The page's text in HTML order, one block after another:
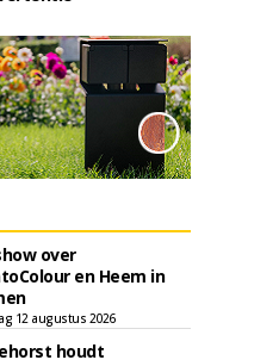
over
en Heem in
12 augustus 2026
houdt